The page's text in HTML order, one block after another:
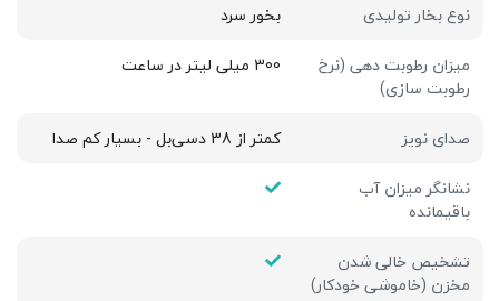
نوع بخار تولیدی
بخور سرد
میزان رطوبت دهی (نرخ
رطوبت سازی)
300 میلی لیتر در ساعت
صدای نویز
کمتر از 38 دسی‌بل - بسیار کم صدا
نشانگر میزان آب
باقیمانده
تشخیص خالی شدن
مخزن (خاموشی خودکار)